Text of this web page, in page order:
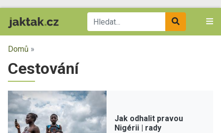
Domů »
Cestování
Jak odhalit pravou
Nigérii | rady